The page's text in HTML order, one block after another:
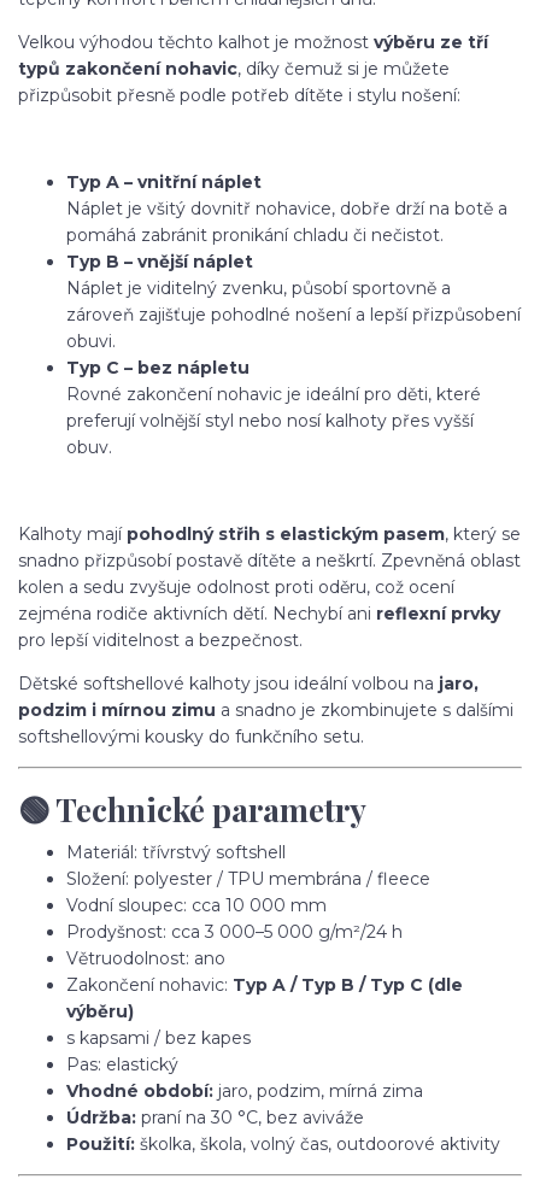
Velkou výhodou těchto kalhot je možnost výběru ze tří
typů zakončení nohavic, díky čemuž si je můžete
přizpůsobit přesně podle potřeb dítěte i stylu nošení:
Typ A – vnitřní náplet
Náplet je všitý dovnitř nohavice, dobře drží na botě a
pomáhá zabránit pronikání chladu či nečistot.
Typ B – vnější náplet
Náplet je viditelný zvenku, působí sportovně a
zároveň zajišťuje pohodlné nošení a lepší přizpůsobení
obuvi.
Typ C – bez nápletu
Rovné zakončení nohavic je ideální pro děti, které
preferují volnější styl nebo nosí kalhoty přes vyšší
obuv.
Kalhoty mají pohodlný střih s elastickým pasem, který se
snadno přizpůsobí postavě dítěte a neškrtí. Zpevněná oblast
kolen a sedu zvyšuje odolnost proti oděru, což ocení
zejména rodiče aktivních dětí. Nechybí ani reflexní prvky
pro lepší viditelnost a bezpečnost.
Dětské softshellové kalhoty jsou ideální volbou na jaro,
podzim i mírnou zimu a snadno je zkombinujete s dalšími
softshellovými kousky do funkčního setu.
🟢 Technické parametry
Materiál: třívrstvý softshell
Složení: polyester / TPU membrána / fleece
Vodní sloupec: cca 10 000 mm
Prodyšnost: cca 3 000–5 000 g/m²/24 h
Větruodolnost: ano
Zakončení nohavic: Typ A / Typ B / Typ C (dle
výběru)
s kapsami / bez kapes
Pas: elastický
Vhodné období: jaro, podzim, mírná zima
Údržba: praní na 30 °C, bez aviváže
Použití: školka, škola, volný čas, outdoorové aktivity